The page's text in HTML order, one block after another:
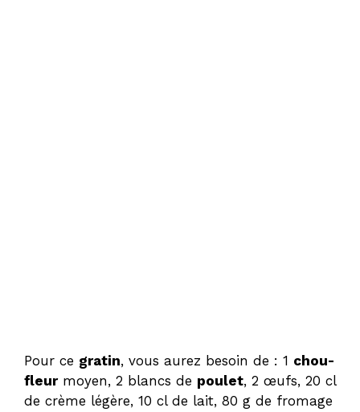
Pour ce gratin, vous aurez besoin de : 1 chou-
fleurmoyen, 2 blancs de poulet, 2 œufs, 20 cl
de crème légère, 10 cl de lait, 80 g de fromage